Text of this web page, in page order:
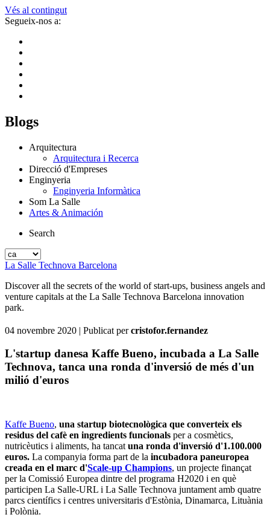
Vés al contingut
Segueix-nos a:
Blogs
Arquitectura
Arquitectura i Recerca
Direcció d'Empreses
Enginyeria
Enginyeria Informàtica
Som La Salle
Artes & Animación
Search
La Salle Technova Barcelona
Discover all the secrets of the world of start-ups, business angels and
venture capitals at the La Salle Technova Barcelona innovation
park.
04 novembre 2020 | Publicat percristofor.fernandez
L'startup danesa Kaffe Bueno, incubada a La Salle
Technova, tanca una ronda d'inversió de més d'un
milió d'euros
Kaffe Bueno, una startup biotecnològica que converteix els
residus del cafè en ingredients funcionals per a cosmètics,
nutricèutics i aliments, ha tancat una ronda d'inversió d'1.100.000
euros. La companyia forma part de la incubadora paneuropea
creada en el marc d'Scale-up Champions, un projecte finançat
per la Comissió Europea dintre del programa H2020 i en què
participen La Salle-URL i La Salle Technova juntament amb quatre
parcs científics i centres universitaris d'Estònia, Dinamarca, Lituània
i Polònia.